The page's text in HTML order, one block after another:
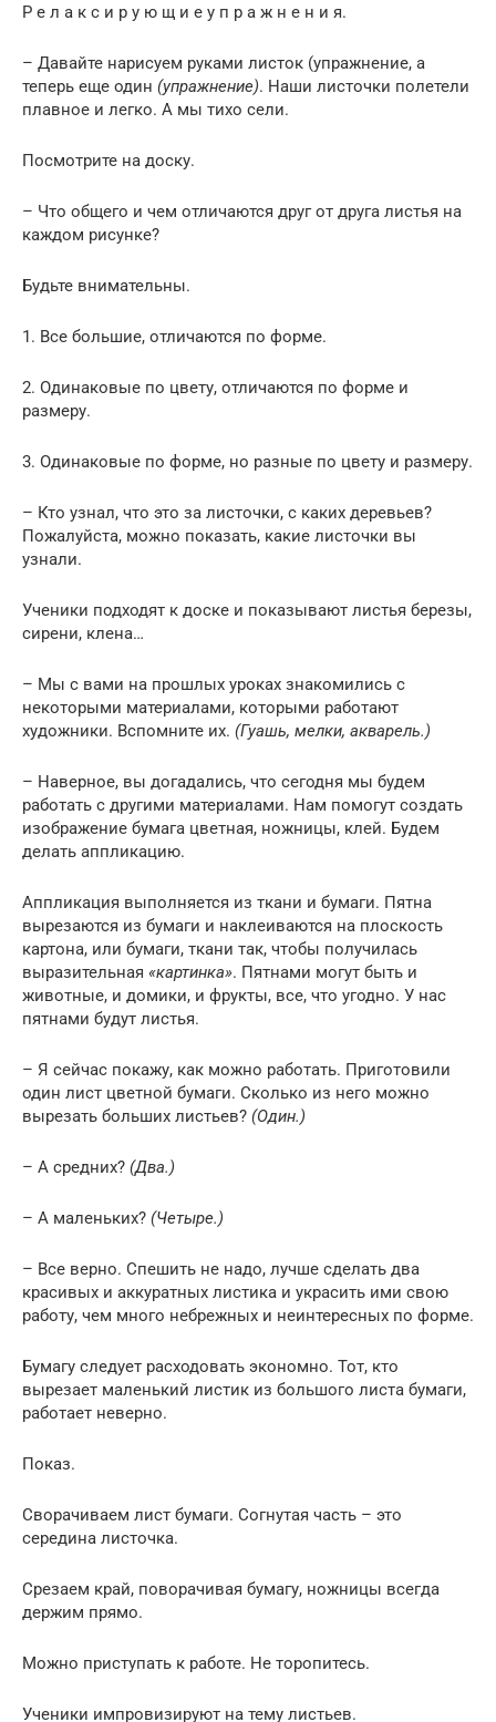
Р е л а к с и р у ю щ и е у п р а ж н е н и я.
– Давайте нарисуем руками листок (упражнение, а
теперь еще один (упражнение). Наши листочки полетели
плавное и легко. А мы тихо сели.
Посмотрите на доску.
– Что общего и чем отличаются друг от друга листья на
каждом рисунке?
Будьте внимательны.
1. Все большие, отличаются по форме.
2. Одинаковые по цвету, отличаются по форме и
размеру.
3. Одинаковые по форме, но разные по цвету и размеру.
– Кто узнал, что это за листочки, с каких деревьев?
Пожалуйста, можно показать, какие листочки вы
узнали.
Ученики подходят к доске и показывают листья березы,
сирени, клена…
– Мы с вами на прошлых уроках знакомились с
некоторыми материалами, которыми работают
художники. Вспомните их. (Гуашь, мелки, акварель.)
– Наверное, вы догадались, что сегодня мы будем
работать с другими материалами. Нам помогут создать
изображение бумага цветная, ножницы, клей. Будем
делать аппликацию.
Аппликация выполняется из ткани и бумаги. Пятна
вырезаются из бумаги и наклеиваются на плоскость
картона, или бумаги, ткани так, чтобы получилась
выразительная «картинка». Пятнами могут быть и
животные, и домики, и фрукты, все, что угодно. У нас
пятнами будут листья.
– Я сейчас покажу, как можно работать. Приготовили
один лист цветной бумаги. Сколько из него можно
вырезать больших листьев? (Один.)
– А средних? (Два.)
– А маленьких? (Четыре.)
– Все верно. Спешить не надо, лучше сделать два
красивых и аккуратных листика и украсить ими свою
работу, чем много небрежных и неинтересных по форме.
Бумагу следует расходовать экономно. Тот, кто
вырезает маленький листик из большого листа бумаги,
работает неверно.
Показ.
Сворачиваем лист бумаги. Согнутая часть – это
середина листочка.
Срезаем край, поворачивая бумагу, ножницы всегда
держим прямо.
Можно приступать к работе. Не торопитесь.
Ученики импровизируют на тему листьев.